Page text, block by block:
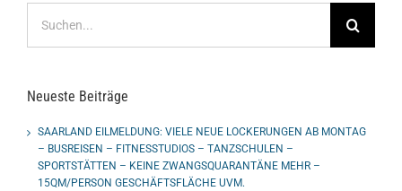
nach:
Neueste Beiträge
SAARLAND EILMELDUNG: VIELE NEUE LOCKERUNGEN AB MONTAG
– BUSREISEN – FITNESSTUDIOS – TANZSCHULEN –
SPORTSTÄTTEN – KEINE ZWANGSQUARANTÄNE MEHR –
15QM/PERSON GESCHÄFTSFLÄCHE UVM.